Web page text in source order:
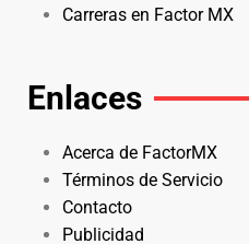
Carreras en Factor MX
Enlaces
Acerca de FactorMX
Términos de Servicio
Contacto
Publicidad